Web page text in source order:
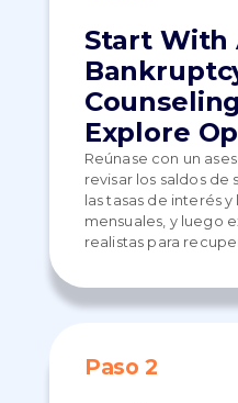
Start With
Explore
Reúnase con un
revisar los saldos de
las tasas de interés
mensuales, y luego
realistas para
Paso 2